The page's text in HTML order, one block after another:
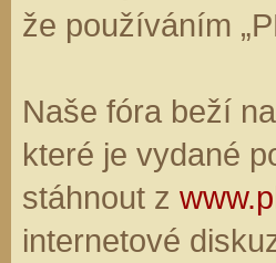
že používáním
Naše fóra beží
které je vydané
stáhnout z
internetové